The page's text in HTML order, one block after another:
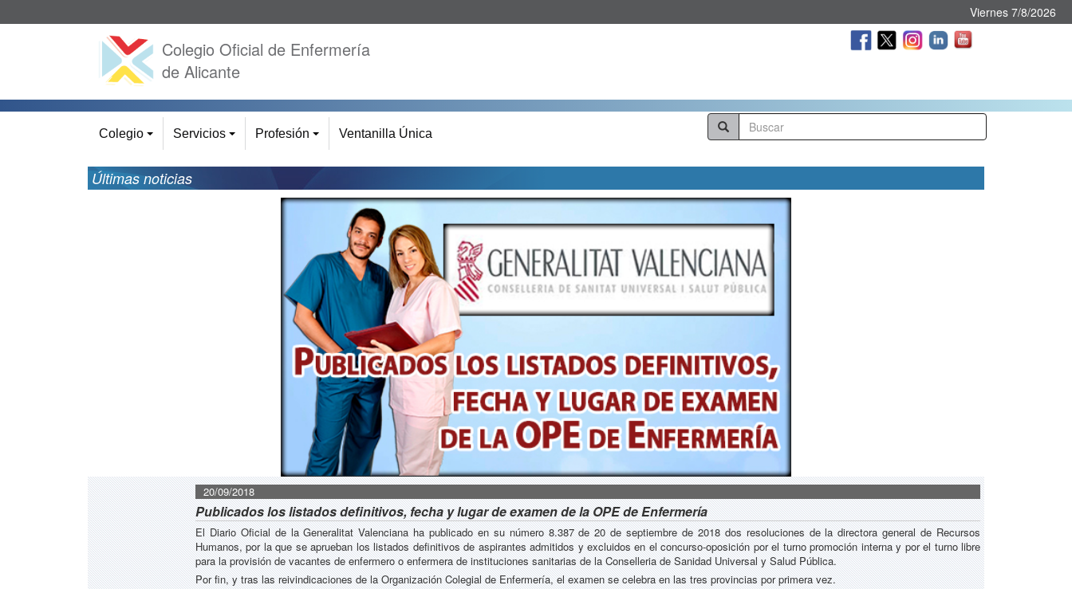
Viernes 7/8/2026
Colegio Oficial de Enfermería
de Alicante
Colegio Servicios Profesión Ventanilla Única
Últimas noticias
20/09/2018
Publicados los listados definitivos, fecha y lugar de examen de la OPE de Enfermería
El Diario Oficial de la Generalitat Valenciana ha publicado en su número 8.387 de 20 de septiembre de 2018 dos resoluciones de la directora general de Recursos
Humanos, por la que se aprueban los listados definitivos de aspirantes admitidos y excluidos en el concurso-oposición por el turno promoción interna y por el turno libre
para la provisión de vacantes de enfermero o enfermera de instituciones sanitarias de la Conselleria de Sanidad Universal y Salud Pública.
Por fin, y tras las reivindicaciones de la Organización Colegial de Enfermería, el examen se celebra en las tres provincias por primera vez.